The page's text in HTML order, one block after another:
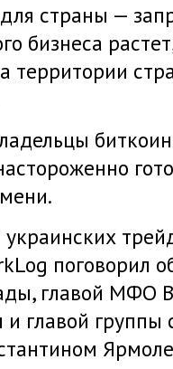
страны —
бизнеса
территории
поговорил
главой МФО
главой группы